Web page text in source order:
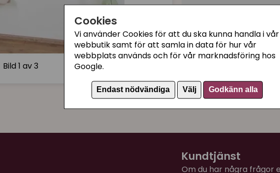
Cookies
Vi använder Cookies för att du ska kunna handla i vår
webbutik samt för att samla in data för hur vår
webbplats används och för vår marknadsföring hos
Google.
Endast nödvändiga Välj Godkänn alla
Bild1 av 3
Storlek och delar:
1 vadderad liggyta 40,5 x
1 ramp med sisalväv 44 x
1 krypin 37 x 37 x 30 cm
Tillfälligt slut
Kategorier:
Klösbräda
Artikelnummer:
Kundtjänst
Om du har några frågor